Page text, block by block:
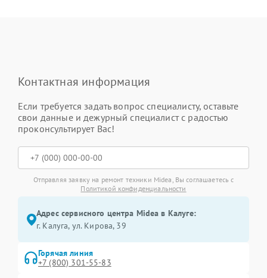
Контактная информация
Если требуется задать вопрос специалисту, оставьте
свои данные и дежурный специалист с радостью
проконсультирует Вас!
Отправляя заявку на ремонт техники Midea, Вы соглашаетесь с
Политикой конфиденциальности
Адрес сервисного центра Midea в Калуге:
г. Калуга, ул. Кирова, 39
Горячая линия
+7 (800) 301-55-83